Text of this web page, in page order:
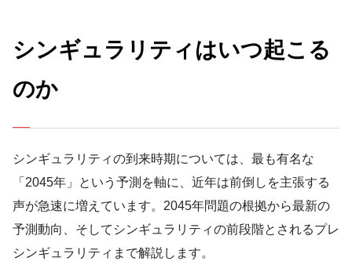
シンギュラリティはいつ起こる
のか
シンギュラリティの到来時期については、最も有名な
「2045年」という予測を軸に、近年は前倒しを主張する
声が急速に増えています。2045年問題の根拠から最新の
予測動向、そしてシンギュラリティの前段階とされるプレ
シンギュラリティまで解説します。